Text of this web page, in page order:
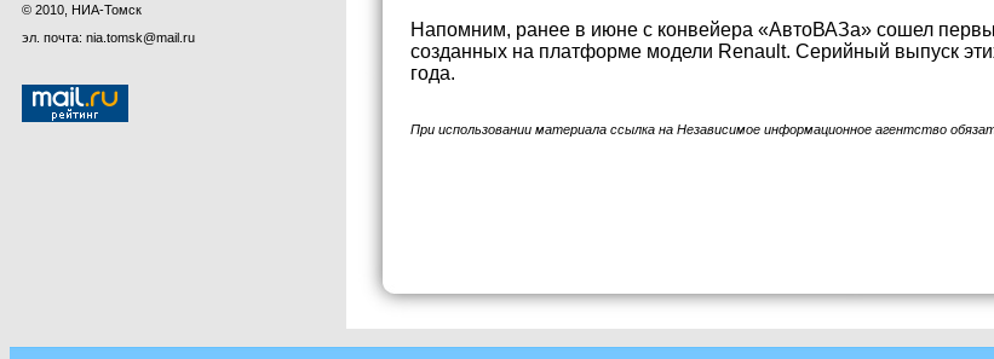
© 2010, НИА-Томск
эл. почта: nia.tomsk@mail.ru
Напомним, ранее в июне с конвейера «АвтоВАЗа» сошел
созданных на платформе модели Renault. Серийный выпуск
года.
При использовании материала ссылка на Независимое информационное агентство